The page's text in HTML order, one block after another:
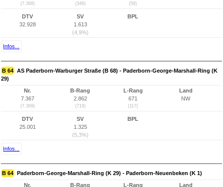
(7.368) (346) (58)
DTV
32.928
SV
1.613
(4,9%)
BPL
Infos...
B 64 AS Paderborn-Warburger Straße (B 68) - Paderborn-George-Marshall-Ring (K
29)
Nr.
7.367
(7.369)
B-Rang
2.862
(719)
L-Rang
671
(117)
Land
NW
DTV
25.001
SV
1.325
(5,3%)
BPL
Infos...
B 64 Paderborn-George-Marshall-Ring (K 29) - Paderborn-Neuenbeken (K 1)
Nr.
B-Rang
L-Rang
Land